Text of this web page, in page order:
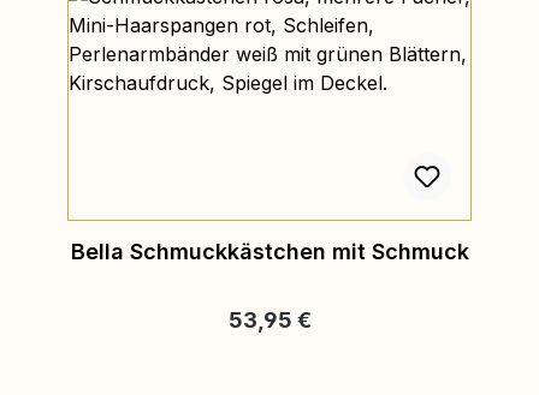
Bella Schmuckkästchen mit Schmuck
Regulärer Preis:
53,95 €